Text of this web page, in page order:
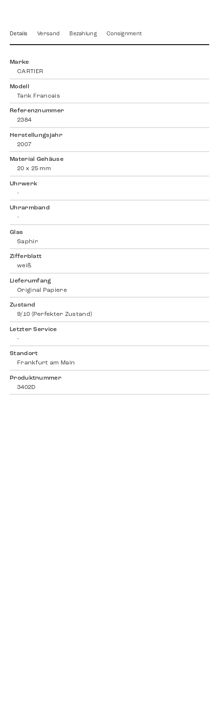
Details Versand Bezahlung Consignment
Marke
CARTIER
Modell
Tank Francais
Referenznummer
2384
Herstellungsjahr
2007
Material Gehäuse
20 x 25 mm
Uhrwerk
-
Uhrarmband
-
Glas
Saphir
Zifferblatt
weiß
Lieferumfang
Original Papiere
Zustand
9/10 (Perfekter Zustand)
Letzter Service
-
Standort
Frankfurt am Main
Produktnummer
3402D